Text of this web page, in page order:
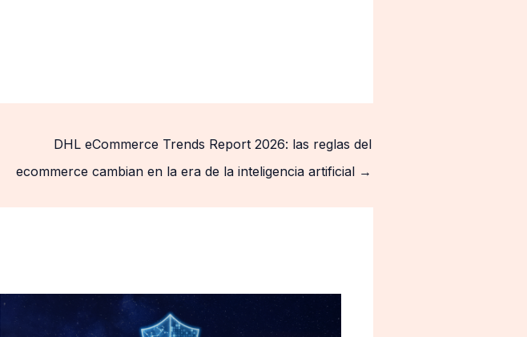
DHL eCommerce Trends Report 2026: las reglas del
ecommerce cambian en la era de la inteligencia artificial →